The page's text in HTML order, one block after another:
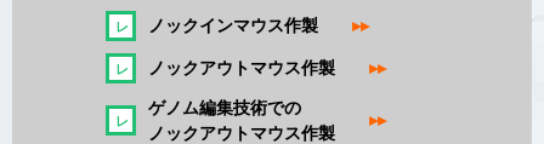
ノックインマウス作製▸▸
ノックアウトマウス作製▸▸
ゲノム編集技術での
ノックアウトマウス作製
▸▸